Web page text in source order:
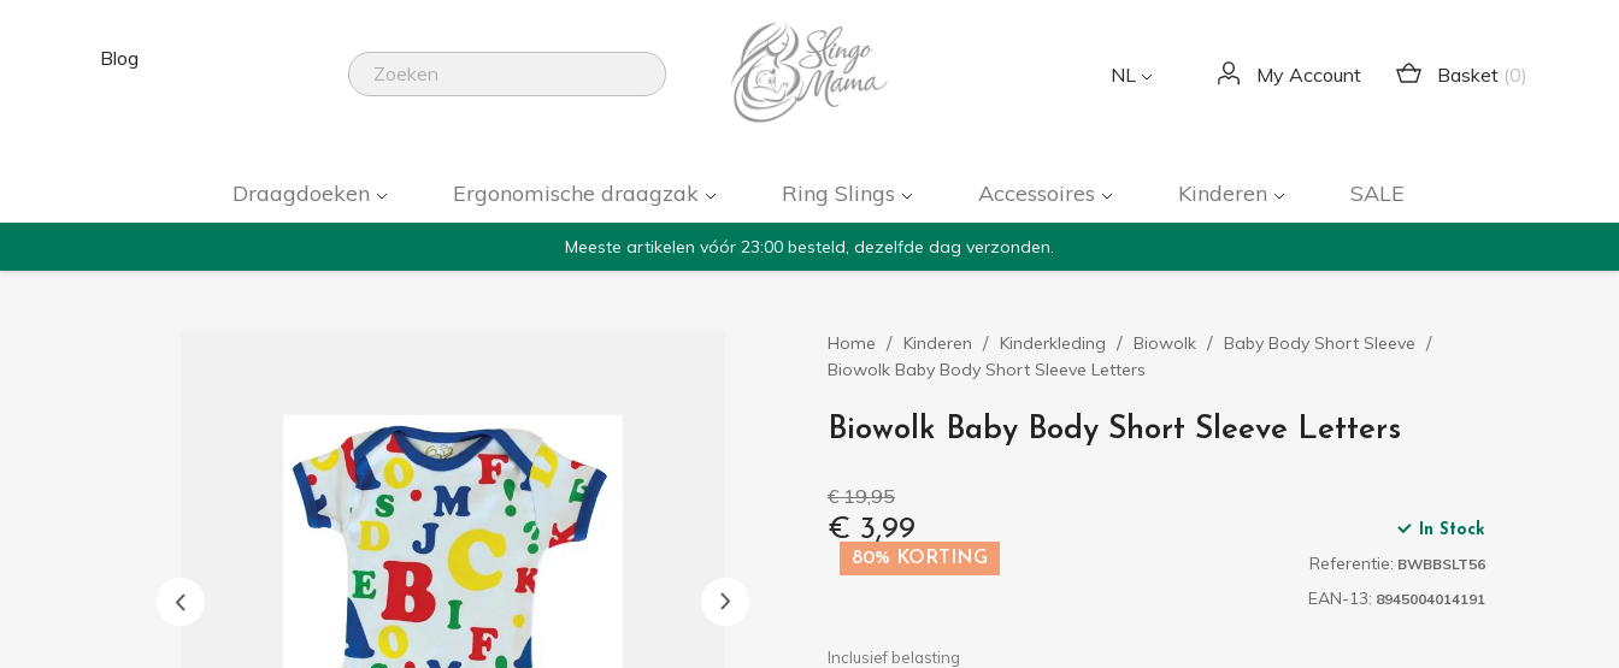
Blog
NL My Account Basket (0)
Draagdoeken Ergonomische draagzak Ring Slings Accessoires Kinderen SALE
Meeste artikelen vóór 23:00 besteld, dezelfde dag verzonden.
Home Kinderen Kinderkleding Biowolk
Baby Body Short Sleeve
Biowolk Baby Body Short Sleeve Letters
Biowolk Baby Body Short Sleeve Letters
€ 19,95
€ 3,99
80% KORTING
In Stock
Referentie: BWBBSLT56
EAN-13: 8945004014191
Inclusief belasting